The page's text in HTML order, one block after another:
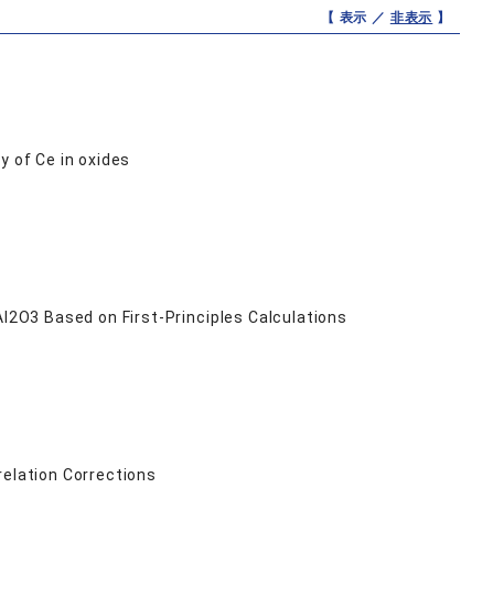
【 表示 ／ 非表示 】
of Ce in oxides
Based on First-Principles Calculations
Corrections